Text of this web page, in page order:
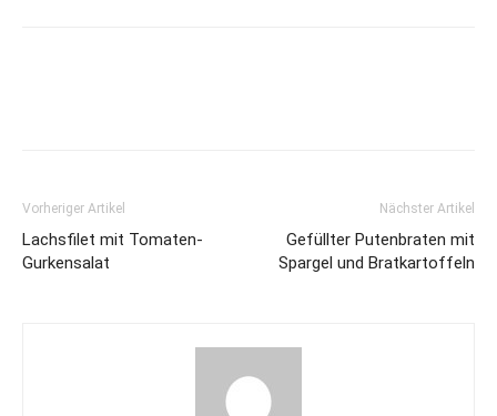
Vorheriger Artikel
Lachsfilet mit Tomaten-
Gurkensalat
Nächster Artikel
Gefüllter Putenbraten mit
Spargel und Bratkartoffeln